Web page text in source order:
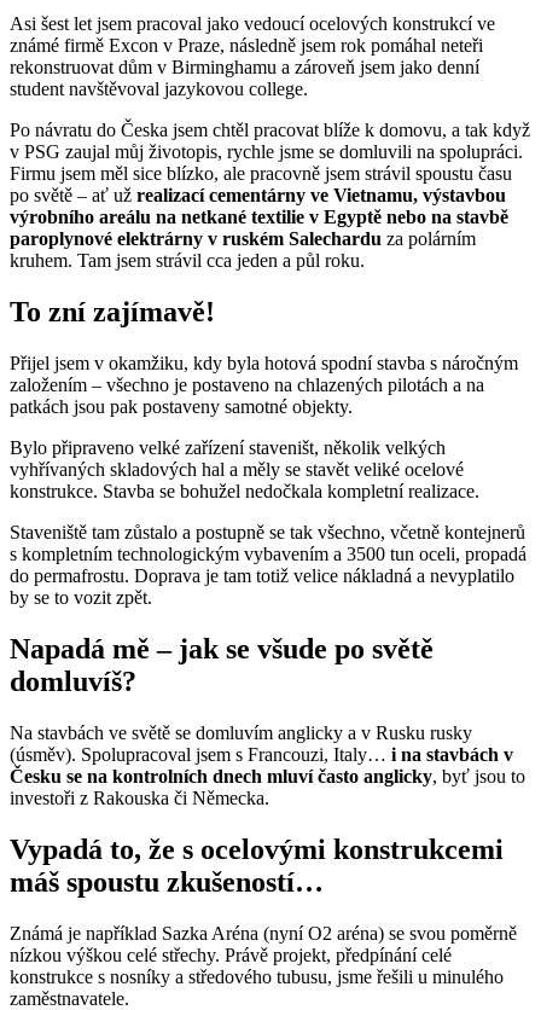
Asi šest let jsem pracoval jako vedoucí ocelových konstrukcí ve
známé firmě Excon v Praze, následně jsem rok pomáhal neteři
rekonstruovat dům v Birminghamu a zároveň jsem jako denní
student navštěvoval jazykovou college.
Po návratu do Česka jsem chtěl pracovat blíže k domovu, a tak když
v PSG zaujal můj životopis, rychle jsme se domluvili na spolupráci.
Firmu jsem měl sice blízko, ale pracovně jsem strávil spoustu času
po světě – ať už realizací cementárny ve Vietnamu, výstavbou
výrobního areálu na netkané textilie v Egyptě nebo na stavbě
paroplynové elektrárny v ruském Salechardu za polárním
kruhem. Tam jsem strávil cca jeden a půl roku.
To zní zajímavě!
Přijel jsem v okamžiku, kdy byla hotová spodní stavba s náročným
založením – všechno je postaveno na chlazených pilotách a na
patkách jsou pak postaveny samotné objekty.
Bylo připraveno velké zařízení staveništ, několik velkých
vyhřívaných skladových hal a měly se stavět veliké ocelové
konstrukce. Stavba se bohužel nedočkala kompletní realizace.
Staveniště tam zůstalo a postupně se tak všechno, včetně kontejnerů
s kompletním technologickým vybavením a 3500 tun oceli, propadá
do permafrostu. Doprava je tam totiž velice nákladná a nevyplatilo
by se to vozit zpět.
Napadá mě – jak se všude po světě
domluvíš?
Na stavbách ve světě se domluvím anglicky a v Rusku rusky
(úsměv). Spolupracoval jsem s Francouzi, Italy… i na stavbách v
Česku se na kontrolních dnech mluví často anglicky, byť jsou to
investoři z Rakouska či Německa.
Vypadá to, že s ocelovými konstrukcemi
máš spoustu zkušeností…
Známá je například Sazka Aréna (nyní O2 aréna) se svou poměrně
nízkou výškou celé střechy. Právě projekt, předpínání celé
konstrukce s nosníky a středového tubusu, jsme řešili u minulého
zaměstnavatele.